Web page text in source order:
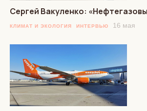
Сергей Вакуленко:
КЛИМАТ И ЭКОЛОГИЯ ИНТЕРВЬЮ 16 мая